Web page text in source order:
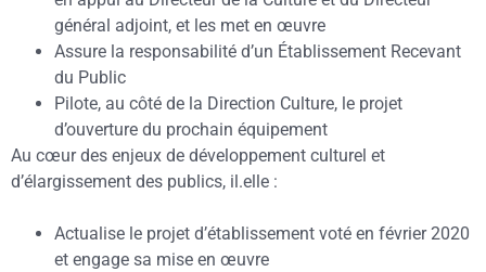
général adjoint, et les met en œuvre
Assure la responsabilité d’un Établissement Recevant
du Public
Pilote, au côté de la Direction Culture, le projet
d’ouverture du prochain équipement
Au cœur des enjeux de développement culturel et
d’élargissement des publics, il.elle :
Actualise le projet d’établissement voté en février 2020
et engage sa mise en œuvre